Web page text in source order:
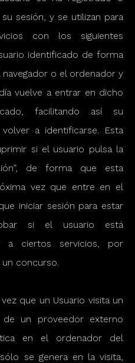
sesión, y se utilizan para
con los siguientes
identificado de forma
o el ordenador y
vuelve a entrar en dicho
facilitando así su
a identificarse. Esta
si el usuario pulsa la
de forma que esta
vez que entre en el
iniciar sesión para estar
si el usuario está
a ciertos servicios, por
concurso.
que un Usuario visita un
de un proveedor externo
en el ordenador del
se genera en la visita,